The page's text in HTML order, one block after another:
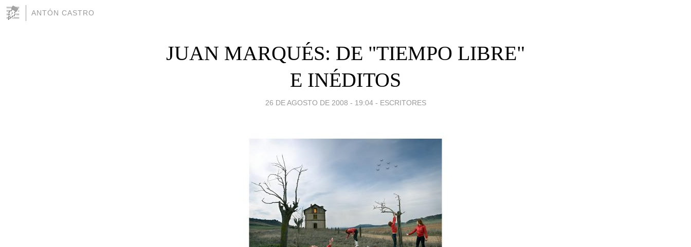
ANTÓN CASTRO
JUAN MARQUÉS: DE "TIEMPO LIBRE"
E INÉDITOS
26 DE AGOSTO DE 2008 - 19:04 - ESCRITORES